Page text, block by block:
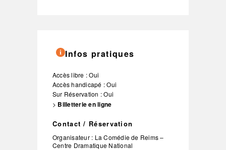
Infos pratiques
Accès libre : Oui
Accès handicapé : Oui
Sur Réservation : Oui
> Billetterie en ligne
Contact / Réservation
Organisateur : La Comédie de Reims –
Centre Dramatique National